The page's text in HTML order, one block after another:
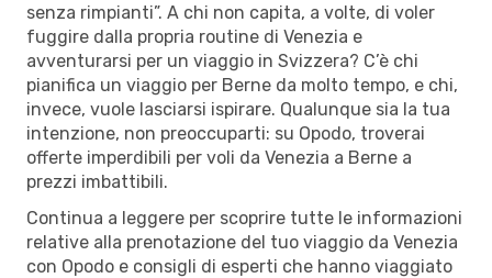
senza rimpianti”. A chi non capita, a volte, di voler
fuggire dalla propria routine di Venezia e
avventurarsi per un viaggio in Svizzera? C’è chi
pianifica un viaggio per Berne da molto tempo, e chi,
invece, vuole lasciarsi ispirare. Qualunque sia la tua
intenzione, non preoccuparti: su Opodo, troverai
offerte imperdibili per voli da Venezia a Berne a
prezzi imbattibili.
Continua a leggere per scoprire tutte le informazioni
relative alla prenotazione del tuo viaggio da Venezia
con Opodo e consigli di esperti che hanno viaggiato